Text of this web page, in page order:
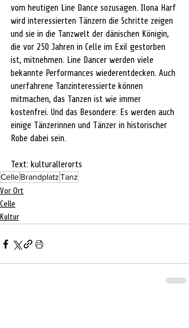
vom heutigen Line Dance sozusagen. Ilona Harf
wird interessierten Tänzern die Schritte zeigen
und sie in die Tanzwelt der dänischen Königin,
die vor 250 Jahren in Celle im Exil gestorben
ist, mitnehmen. Line Dancer werden viele
bekannte Performances wiederentdecken. Auch
unerfahrene Tanzinteressierte können
mitmachen, das Tanzen ist wie immer
kostenfrei. Und das Besondere: Es werden auch
einige Tänzerinnen und Tänzer in historischer
Robe dabei sein.
Text: kulturallerorts
CelleBrandplatzTanz
Vor Ort
Celle
Kultur